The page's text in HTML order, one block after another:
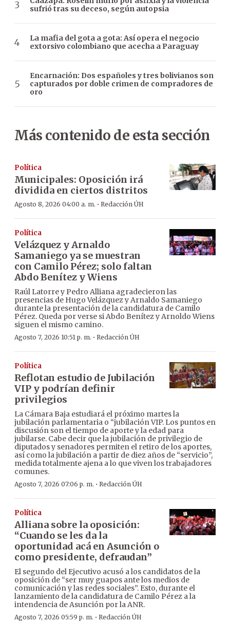
sufrió tras su deceso, según autopsia
La mafia del gota a gota: Así opera el negocio
extorsivo colombiano que acecha a Paraguay
Encarnación: Dos españoles y tres bolivianos son
capturados por doble crimen de compradores de
oro
Más contenido de esta sección
Política
Municipales: Oposición irá
dividida en ciertos distritos
Agosto 8, 2026 04:00 a. m. · Redacción ÚH
Política
Velázquez y Arnaldo
Samaniego ya se muestran
con Camilo Pérez; solo faltan
Abdo Benítez y Wiens
Raúl Latorre y Pedro Alliana agradecieron las
presencias de Hugo Velázquez y Arnaldo Samaniego
durante la presentación de la candidatura de Camilo
Pérez. Queda por verse si Abdo Benítez y Arnoldo Wiens
siguen el mismo camino.
Agosto 7, 2026 10:51 p. m. · Redacción ÚH
Política
Reflotan estudio de Jubilación
VIP y podrían definir
privilegios
La Cámara Baja estudiará el próximo martes la
jubilación parlamentaria o “jubilación VIP. Los puntos en
discusión son el tiempo de aporte y la edad para
jubilarse. Cabe decir que la jubilación de privilegio de
diputados y senadores permiten el retiro de los aportes,
así como la jubilación a partir de diez años de “servicio”,
medida totalmente ajena a lo que viven los trabajadores
comunes.
Agosto 7, 2026 07:06 p. m. · Redacción ÚH
Política
Alliana sobre la oposición:
“Cuando se les da la
oportunidad acá en Asunción o
como presidente, defraudan”
El segundo del Ejecutivo acusó a los candidatos de la
oposición de “ser muy guapos ante los medios de
comunicación y las redes sociales”. Esto, durante el
lanzamiento de la candidatura de Camilo Pérez a la
intendencia de Asunción por la ANR.
Agosto 7, 2026 05:59 p. m. · Redacción ÚH